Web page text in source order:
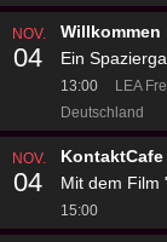
NOV.
04
Willkommen
Ein
13:00 LEA
Deutschland
NOV.
04
Mit dem Film
15:00